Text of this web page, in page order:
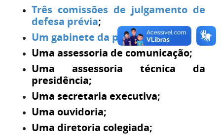
Três comissões de julgamento de
defesa prévia;
Um gabinete da presidência;
Uma assessoria de comunicação;
Uma assessoria técnica da
presidência;
Uma secretaria executiva;
Uma ouvidoria;
Uma diretoria colegiada;